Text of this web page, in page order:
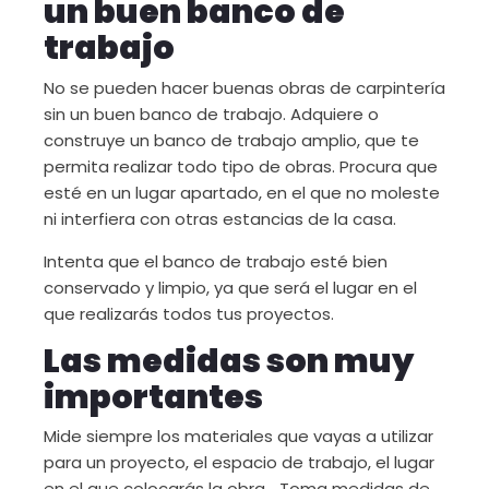
un buen banco de
trabajo
No se pueden hacer buenas obras de carpintería
sin un buen banco de trabajo. Adquiere o
construye un banco de trabajo amplio, que te
permita realizar todo tipo de obras. Procura que
esté en un lugar apartado, en el que no moleste
ni interfiera con otras estancias de la casa.
Intenta que el banco de trabajo esté bien
conservado y limpio, ya que será el lugar en el
que realizarás todos tus proyectos.
Las medidas son muy
importantes
Mide siempre los materiales que vayas a utilizar
para un proyecto, el espacio de trabajo, el lugar